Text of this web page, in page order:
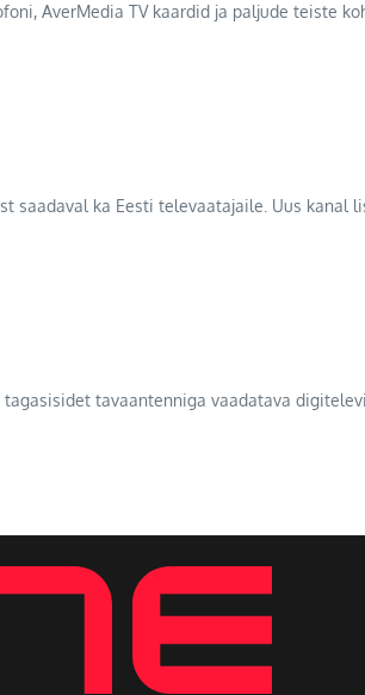
AverMedia TV kaardid ja paljude teiste
ka Eesti televaatajaile. Uus kanal
tavaantenniga vaadatava